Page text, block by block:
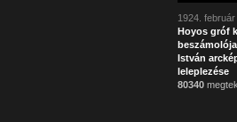
1924. február
Hoyos gróf
István
leleplezése
80340